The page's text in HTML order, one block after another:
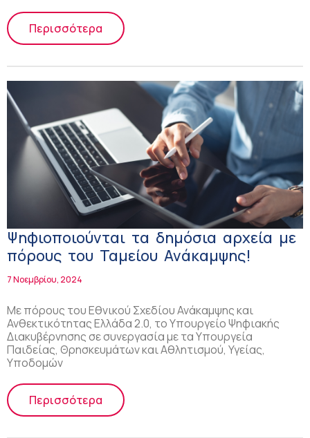
Περισσότερα
Ψηφιοποιούνται τα δημόσια αρχεία με
πόρους του Ταμείου Ανάκαμψης!
7 Νοεμβρίου, 2024
Με πόρους του Εθνικού Σχεδίου Ανάκαμψης και
Ανθεκτικότητας Ελλάδα 2.0, το Υπουργείο Ψηφιακής
Διακυβέρνησης σε συνεργασία με τα Υπουργεία
Παιδείας, Θρησκευμάτων και Αθλητισμού, Υγείας,
Υποδομών
Περισσότερα